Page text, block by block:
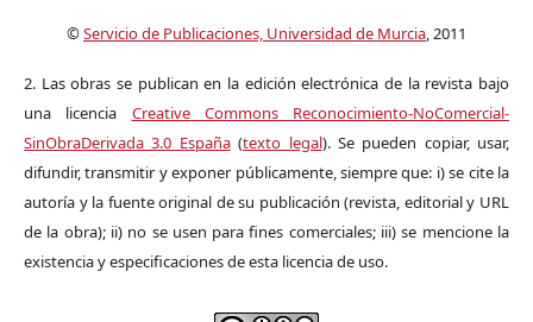
©Servicio de Publicaciones, Universidad de Murcia, 2011
2. Las obras se publican en la edición electrónica de la revista bajo
una licencia Creative Commons Reconocimiento-NoComercial-
SinObraDerivada 3.0 España(texto legal). Se pueden copiar, usar,
difundir, transmitir y exponer públicamente, siempre que: i) se cite la
autoría y la fuente original de su publicación (revista, editorial y URL
de la obra); ii) no se usen para fines comerciales; iii) se mencione la
existencia y especificaciones de esta licencia de uso.